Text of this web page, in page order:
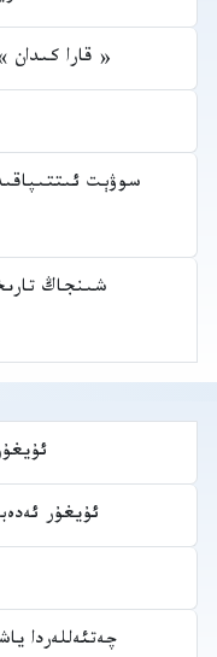
« قارا
سوۋېت
شىنجاڭ
ئۇيغۇر
چەتئەللەردا